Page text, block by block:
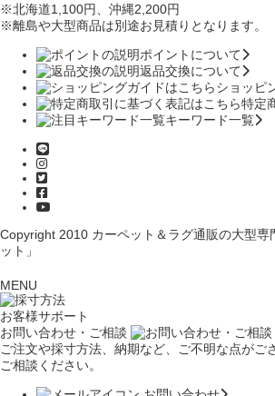
※北海道1,100円、沖縄2,200円
※離島や大型商品は別途お見積りとなります。
ポイントについて
返品交換について
ショッピ
特定
キーワード一覧
Copyright 2010 カーペット＆ラグ通販の大型
ット」
MENU
お客様サポート
お問い合わせ・ご相談
ご注文や採寸方法、納期など、ご不明な点がご
ご相談ください。